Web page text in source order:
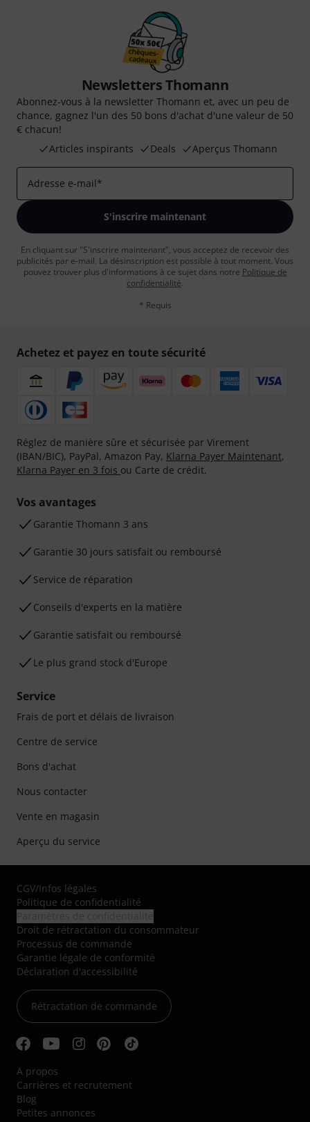
Newsletters Thomann
Abonnez-vous à la newsletter Thomann et, avec un peu de
chance, gagnez l'un des 50 bons d'achat d'une valeur de 50
€ chacun!
Articles inspirants
Deals Aperçus Thomann
Adresse e-mail*
S'inscrire maintenant
En cliquant sur "S'inscrire maintenant", vous acceptez de recevoir des
publicités par e-mail. La désinscription est possible à tout moment. Vous
pouvez trouver plus d'informations à ce sujet dans notre Politique de
confidentialité.
* Requis
Achetez et payez en toute sécurité
Réglez de manière sûre et sécurisée par Virement
(IBAN/BIC), PayPal, Amazon Pay, Klarna Payer Maintenant,
Klarna Payer en 3 fois ou Carte de crédit.
Vos avantages
Ga­ran­tie Thomann 3 ans
Garantie 30 jours satisfait ou remboursé
Service de réparation
Conseils d'experts en la matière
Garantie satisfait ou remboursé
Le plus grand stock d'Europe
Service
Frais de port et délais de livraison
Centre de service
Bons d'achat
Nous contacter
Vente en magasin
Aperçu du service
CGV/Infos légales
Politique de confidentialité
Droit de rétractation du consommateur
Processus de commande
Garantie légale de conformité
Déclaration d'accessibilité
Rétractation de commande
A propos
Carrières et recrutement
Blog
Petites annonces